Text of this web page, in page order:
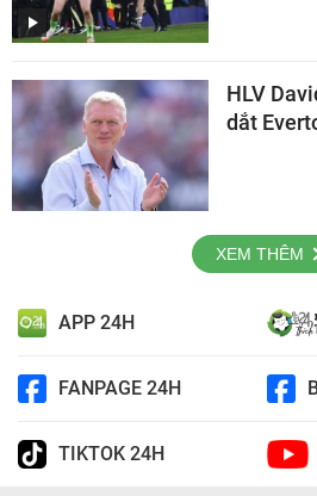
HLV
dắt
XEM THÊM
APP 24H
FANPAGE 24H
TIKTOK 24H